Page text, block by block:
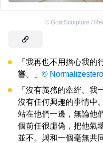
© GoatSculpture /
「我再也不用擔心我
響。」 ©
「沒有義務的牽絆。我
沒有任何興趣的事情中
站在他們一邊，無論他
個前任很虛偽，把他氣
並不。與和一個毫無共